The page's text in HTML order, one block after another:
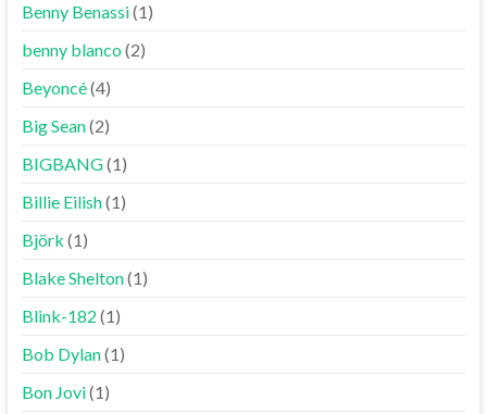
Benny Benassi(1)
benny blanco(2)
Beyoncé(4)
Big Sean(2)
BIGBANG(1)
Billie Eilish(1)
Björk (1)
Blake Shelton(1)
Blink-182 (1)
Bob Dylan(1)
Bon Jovi(1)